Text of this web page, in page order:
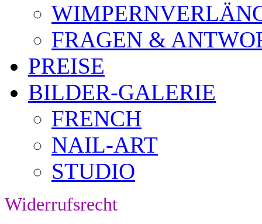
FRAGEN &
PREISE
BILDER-GALERIE
FRENCH
NAIL-ART
STUDIO
Widerrufsrecht